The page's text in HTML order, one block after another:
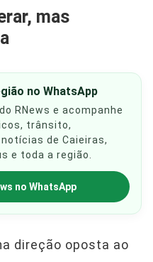
mas
no WhatsApp
RNews e acompanhe
trânsito,
de Caieiras,
e toda a região.
no WhatsApp
direção oposta ao